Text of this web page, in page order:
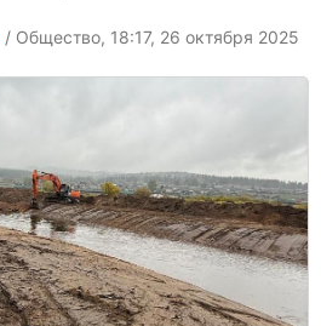
/ Общество, 18:17, 26 октября 2025